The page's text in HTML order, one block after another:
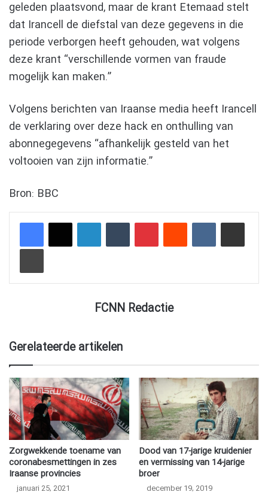
geleden plaatsvond, maar de krant Etemaad stelt
dat Irancell de diefstal van deze gegevens in die
periode verborgen heeft gehouden, wat volgens
deze krant “verschillende vormen van fraude
mogelijk kan maken.”
Volgens berichten van Iraanse media heeft Irancell
de verklaring over deze hack en onthulling van
abonnegegevens “afhankelijk gesteld van het
voltooien van zijn informatie.”
Bron: BBC
FCNN Redactie
Gerelateerde artikelen
Zorgwekkende toename van
coronabesmettingen in zes
Iraanse provincies
januari 25, 2021
Dood van 17-jarige kruidenier
en vermissing van 14-jarige
broer
december 19, 2019